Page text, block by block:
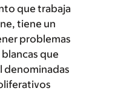
que trabaja
tiene un
problemas
que
denominadas